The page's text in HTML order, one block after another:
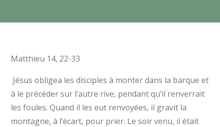
Matthieu 14, 22-33
Jésus obligea les disciples à monter dans la barque et
à le précéder sur l’autre rive, pendant qu’il renverrait
les foules. Quand il les eut renvoyées, il gravit la
montagne, à l’écart, pour prier. Le soir venu, il était